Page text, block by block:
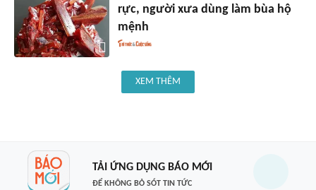
rực, người xưa dùng làm bùa hộ
mệnh
XEM THÊM
TẢI ỨNG DỤNG BÁO MỚI
ĐỂ KHÔNG BỎ SÓT TIN TỨC